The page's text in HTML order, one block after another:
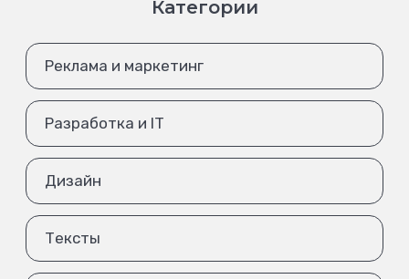
Категории
Реклама и маркетинг
Разработка и IT
Дизайн
Тексты